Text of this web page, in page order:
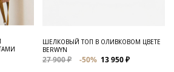
ШЕЛКОВЫЙ ТОП В ОЛИВКОВОМ ЦВЕТЕ
BERWYN
27 900 ₽ -50% 13 950 ₽